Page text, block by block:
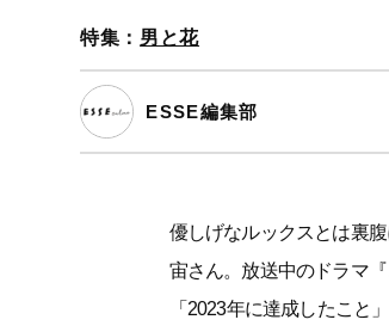
特集： 男と花
ESSE編集部
優しげなルックスとは裏
宙さん。放送中のドラマ
「2023年に達成したこと